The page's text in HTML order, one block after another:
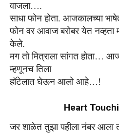
वाजला….
साधा फोन होता. आजकालच्या
फोन वर आवाज बरोबर येत नव्हता
केले.
मगतो मित्राला सांगत होता…
म्हणूनचतिला
हॉटेलातघेऊन आलोआहे…!
Heart
जरशाळेततुझापहीला नंबर आला